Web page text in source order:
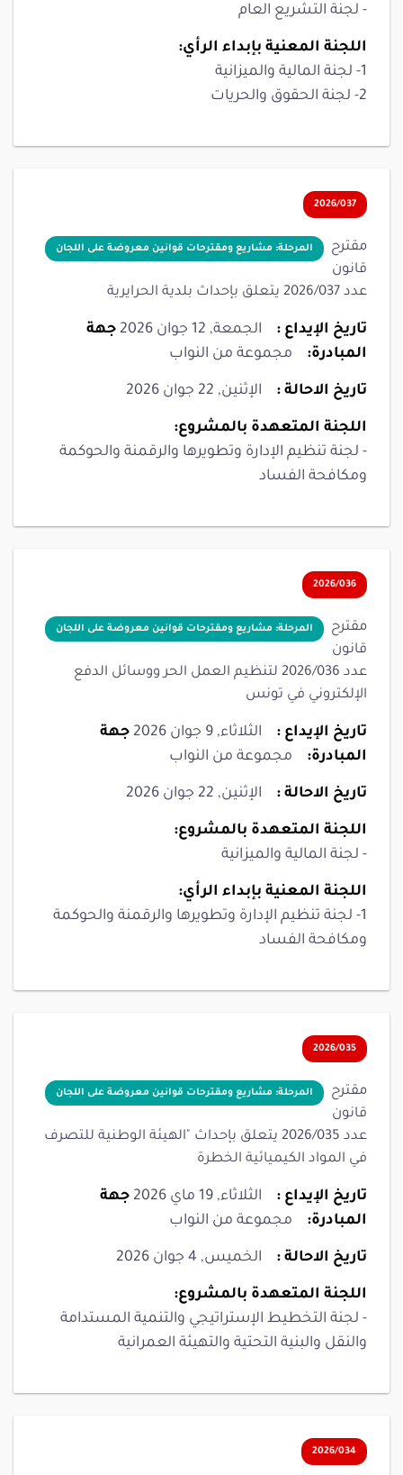
- لجنة التشريع العام
اللجنة المعنية بإبداء الرأي:
1- لجنة المالية والميزانية
2- لجنة الحقوق والحريات
2026/037
المرحلة: مشاريع ومقترحات قوانين معروضة على اللجان
مقترح
قانون
عدد 2026/037 يتعلق بإحداث بلدية الحرايرية
تاريخ الإيداع : الجمعة, 12 جوان 2026
جهة
المبادرة:
مجموعة من النواب
تاريخ الاحالة : الإثنين, 22 جوان 2026
اللجنة المتعهدة بالمشروع:
- لجنة تنظيم الإدارة وتطويرها والرقمنة والحوكمة
ومكافحة الفساد
2026/036
المرحلة: مشاريع ومقترحات قوانين معروضة على اللجان
مقترح
قانون
عدد 2026/036 لتنظيم العمل الحر ووسائل الدفع
الإلكتروني في تونس
تاريخ الإيداع : الثلاثاء, 9 جوان 2026
جهة
المبادرة:
مجموعة من النواب
تاريخ الاحالة : الإثنين, 22 جوان 2026
اللجنة المتعهدة بالمشروع:
- لجنة المالية والميزانية
اللجنة المعنية بإبداء الرأي:
1- لجنة تنظيم الإدارة وتطويرها والرقمنة والحوكمة
ومكافحة الفساد
2026/035
المرحلة: مشاريع ومقترحات قوانين معروضة على اللجان
مقترح
قانون
عدد 2026/035 يتعلق بإحداث "الهيئة الوطنية للتصرف
في المواد الكيميائية الخطرة
تاريخ الإيداع : الثلاثاء, 19 ماي 2026
جهة
المبادرة:
مجموعة من النواب
تاريخ الاحالة : الخميس, 4 جوان 2026
اللجنة المتعهدة بالمشروع:
- لجنة التخطيط الإستراتيجي والتنمية المستدامة
والنقل والبنية التحتية والتهيئة العمرانية
2026/034